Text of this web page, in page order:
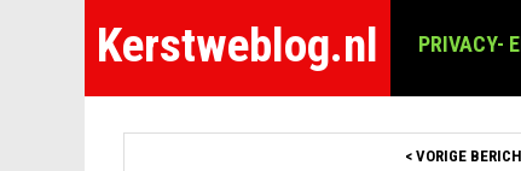
Kerstweblog.nl PRIVACY-
< VORIGE